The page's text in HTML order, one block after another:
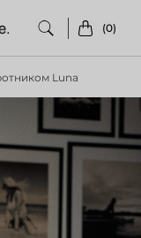
(0)
Luna